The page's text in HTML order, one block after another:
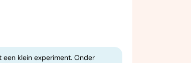
een klein experiment. Onder